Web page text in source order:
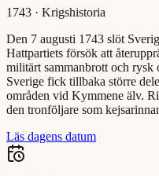
1743 · Krigshistoria
Den 7 augusti 1743 slöt
Hattpartiets försök att
militärt sammanbrott och rysk
Sverige fick tillbaka större
områden vid Kymmene älv.
den tronföljare som
Läs dagens datum